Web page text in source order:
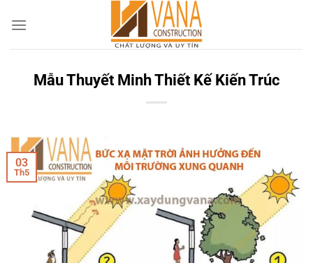
Mẫu Thuyết Minh Thiết Kế Kiến Trúc
03
Th5